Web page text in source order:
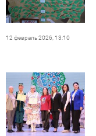
12 февраль 2026, 13:10